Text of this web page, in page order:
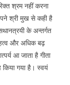
श्रम नहीं करना
श्री मुख से कही है
के अन्तर्गत
और अधिक बढ़
आ जाता है गीता
किया गया है। स्वयं